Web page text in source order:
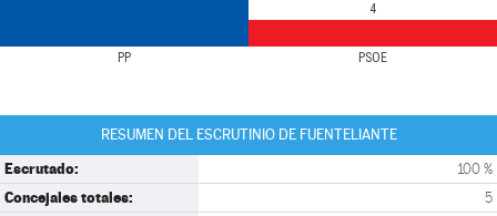
PP PSOE
4
RESUMEN DEL ESCRUTINIO DE FUENTELIANTE
Escrutado: 100 %
Concejales totales: 5